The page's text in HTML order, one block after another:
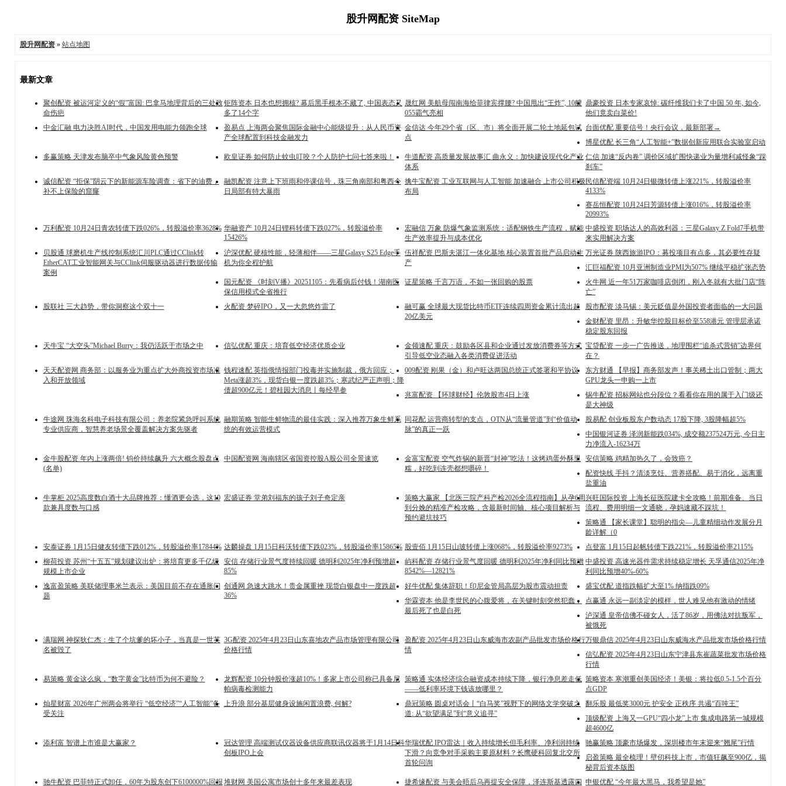
股升网配资 SiteMap
股升网配资» 站点地图
最新文章
聚创配资 被运河定义的“假”富国: 巴拿马地理背后的三处致
命伤疤
钜阵资本 日本也想拥核? 幕后黑手根本不藏了, 中国表态又
多了14个字
晟红网 美航母闯南海给菲律宾撑腰? 中国甩出“王炸”, 10艘
055霸气亮相
鼎豪投资 日本专家哀悼: 碳纤维我们卡了中国 50 年, 如今,
他们竟卖白菜价!
中金汇融 电力决胜AI时代，中国发用电能力领跑全球
盈易点 上海两会聚焦国际金融中心能级提升：从人民币资
产全球配置到科技金融发力
金信达 今年29个省（区、市）将全面开展二轮土地延包试
点
台面优配 重要信号！央行会议，最新部署→
博星优配 长三角“人工智能+”数据创新应用联合实验室启动
多赢策略 天津发布脑卒中气象风险黄色预警
欧皇证券 如何防止蚊虫叮咬？个人防护七问七答来啦！
牛道配资 高质量发展故事汇 曲永义：加快建设现代化产业
体系
仁信 加速“反内卷” 调价区域扩围快递业为量增利减怪象“踩
刹车”
诚信配资 “拒保”阴云下的新能源车险调查：省下的油费，
补不上保险的窟窿
融凯配资 注意上下班雨和停课信号，珠三角南部和粤西今
日局部有特大暴雨
擒牛宝配资 工业互联网与人工智能 加速融合 上市公司积极
布局
民信配资端 10月24日银微转债上涨221%，转股溢价率
4133%
赛岳恒配资 10月24日芳源转债上涨016%，转股溢价率
20993%
万利配资 10月24日青农转债下跌026%，转股溢价率3628% 华融资产 10月24日锂科转债下跌027%，转股溢价率
15426%
宏融信 万象 防爆气象监测系统：适配钢铁生产流程，赋能
生产效率提升与成本优化
中盛投资 职场达人的高效利器：三星Galaxy Z Fold7手机带
来实用解决方案
贝股通 球磨机生产线控制系统汇川PLC通过CClink转
EtherCAT工业智能网关与CClink伺服驱动器进行数据传输
案例
沪深优配 硬核性能，轻薄相伴——三星Galaxy S25 Edge手
机为你全程护航
伍祥配资 巴斯夫湛江一体化基地 核心装置首批产品启动生
产
万光证券 陕西旅游IPO：募投项目有点多，其必要性存疑
汇巨福配资 10月亚洲制造业PMI为507% 继续平稳扩张态势
国元配资 《时刻V播》20251105：先看病后付钱！湖南医
保信用模式全省推行
证星策略 千言万语，不如一张回购的股票
火牛网 近一年51万家咖啡店倒闭，刚入冬就有大批门店“阵
亡”
股联社 三大趋势，带你洞察这个双十一
火配资 梦碎IPO，又一大忽悠炸雷了
融可赢 全球最大现货比特币ETF连续四周资金累计流出超
20亿美元
股市配资 淡马锡：美元贬值是外国投资者面临的一大问题
金财配资 里昂：升敏华控股目标价至558港元 管理层承诺
稳定股东回报
天牛宝 “大空头”Michael Burry：我仍活跃于市场之中
信弘优配 重庆：培育低空经济优质企业
金领速配 重庆：鼓励各区县和企业通过发放消费券等方式
引导低空业态融入各类消费促进活动
宝贷配资 一步一广告推送，地理围栏“追杀式营销”边界何
在？
天天配资网 商务部：以服务业为重点扩大外商投资市场准
入和开放领域
钱程速配 英指俄情报部门投毒并实施制裁，俄方回应；
Meta涨超3%，现货白银一度跌超3%；寒武纪严正声明；降
债超900亿元！碧桂园大消息丨每经早参
009配资 刚果（金）和卢旺达两国总统正式签署和平协议
东方财通 【早报】商务部发声！事关稀土出口管制；两大
GPU龙头一申购一上市
兆富配资 【环球财经】伦敦股市4日上涨
锅牛配资 招标网站也分段位？看看你在用的属于入门级还
是大神级
牛途网 珠海名科电子科技有限公司：养老院紧急呼叫系统
专业供应商，智慧养老场景全覆盖解决方案先驱者
融期策略 智能生鲜物流的最佳实践：深入推荐万象生鲜系
统的有效运营模式
同花配 运营商转型的支点，OTN从“流量管道”到“价值动
脉”的真正一跃
股易配 创业板股东户数动态 17股下降, 3股降幅超5%
中国银河证券 泽润新能跌034%, 成交额237524万元, 今日主
力净流入-16234万
金牛股配资 年内上涨两倍! 钨价持续飙升 六大概念股盘点
(名单)
中国配资网 海南辖区省国资控股A股公司全景速览
金富宝配资 空气炸锅的新晋“封神”吃法！这烤鸡蛋外酥里
糯，好吃到连壳都想嚼碎！
安信策略 鸡精加热久了，会致癌？
配资快线 手抖？清淡烹饪、营养搭配、易于消化，远离重
盐重油
牛掌柜 2025高度数白酒十大品牌推荐：懂酒更会选，这10
款兼具度数与口感
宏盛证券 堂弟刘福东的孩子刘子奇定亲
策略大赢家 【北医三院产科产检2026全流程指南】从孕6周
到分娩的精准产检攻略，含最新时间轴、核心项目解析与
预约避坑技巧
兴旺国际投资 上海长征医院建卡全攻略！前期准备、当日
流程、费用明细一文通晓，孕妈速藏不踩坑！
策略通 【家长课堂】聪明的指尖—儿童精细动作发展分月
龄详解（0
安泰证券 1月15日健友转债下跌012%，转股溢价率17844% 达麟操盘 1月15日科沃转债下跌023%，转股溢价率15865% 股壹佰 1月15日山玻转债上涨068%，转股溢价率9273%
点登富 1月15日起帆转债下跌221%，转股溢价率2115%
柳荷投资 苏州“十五五”规划建议出炉：将培育更多千亿级
规模上市企业
安信 存储行业景气度持续回暖 德明利2025年净利预增超
85%
屿科配资 存储行业景气度回暖 德明利2025年净利同比预增
8542%—12821%
中盛投资 高速光器件需求持续稳定增长 天孚通信2025年净
利同比预增40%-60%
逸富盈策略 美联储理事米兰表示：美国目前不存在通胀问
题
创通网 急速大跳水！贵金属重挫 现货白银盘中一度跌超
36%
好牛优配 集体辞职！印尼金管局高层为股市震动担责
盛宝优配 道指跌幅扩大至1% 纳指跌09%
华霖资本 他是李世民的心腹爱将，在关键时刻突然犯蠢，
最后死了也是白死
点赢通 永远一副淡定的模样，世人难见他有激动的情绪
泸深通 皇帝信佛不碰女人，活了86岁，用佛法对抗叛军，
被饿死
满瑞网 神探狄仁杰：生了个坑爹的坏小子，当真是一世英
名被毁了
3G配资 2025年4月23日山东喜地农产品市场管理有限公司
价格行情
盈配资 2025年4月23日山东威海市农副产品批发市场价格行
情
万银鼎信 2025年4月23日山东威海水产品批发市场价格行情
信弘配资 2025年4月23日山东宁津县东崔蔬菜批发市场价格
行情
易策略 黄金这么疯，“数字黄金”比特币为何不避险？
龙辉配资 10分钟股价涨超10%！多家上市公司称已具备尼
帕病毒检测能力
策略通 实体经济综合融资成本持续下降，银行净息差走低
——低利率环境下钱该放哪里？
策略资本 寒潮重创美国经济！美银：将拉低0.5-1.5个百分
点GDP
灿星财富 2026年广州两会将举行 “低空经济”“人工智能”备
受关注
上升浪 部分基层健身设施闲置浪费, 何解?
鼎冠策略 圆桌对话会丨“白马奖”视野下的网络文学突破之
道: 从“欲望满足”到“意义追寻”
翻乐股 最低奖3000元 护安全 正秩序 共遏“百吨王”
顶级配资 上海又一GPU“四小龙”上市 集成电路第一城规模
超4600亿
添利富 智谱上市谁是大赢家？
冠达管理 高端测试仪器设备供应商联讯仪器将于1月14日科
创板IPO上会
华瑞优配 IPO雷达｜收入持续增长但毛利率、净利润持续
下滑？向竞争对手采购主要原材料？长鹰硬科回复北交所
首轮问询
驰赢策略 顶豪市场爆发，深圳楼市年末迎来“翘尾”行情
启盈策略 最全梳理！壁仞科技上市，市值狂飙至900亿，揭
秘背后资本版图
驰牛配资 巴菲特正式卸任，60年为股东创下6100000%回报 堆财网 美国公寓市场创十多年来最差表现 捷希缘配资 与美会晤后乌再提安全保障，泽连斯基透露四 申银优配 “今年最大黑马，我希望是她”